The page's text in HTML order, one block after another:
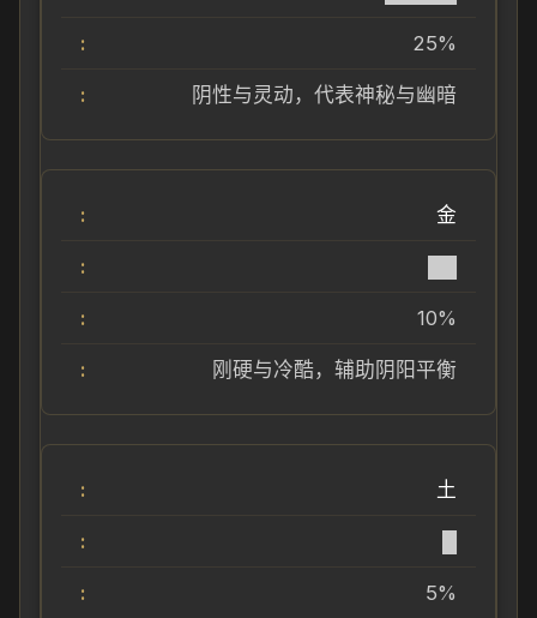
25%
阴性与灵动，代表神秘与幽暗
金
10%
刚硬与冷酷，辅助阴阳平衡
土
5%